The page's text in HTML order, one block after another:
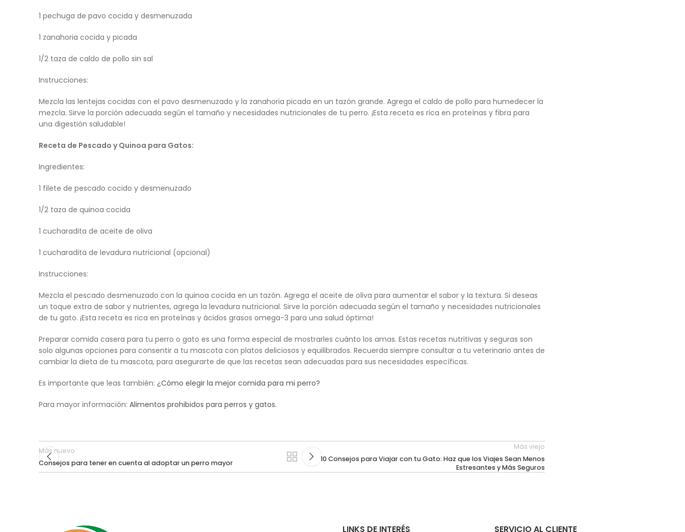
1 pechuga de pavo cocida y desmenuzada
1 zanahoria cocida y picada
1/2 taza de caldo de pollo sin sal
Instrucciones:
Mezcla las lentejas cocidas con el pavo desmenuzado y la zanahoria picada en un tazón grande. Agrega el caldo de pollo para humedecer la
mezcla. Sirve la porción adecuada según el tamaño y necesidades nutricionales de tu perro. ¡Esta receta es rica en proteínas y fibra para
una digestión saludable!
Receta de Pescado y Quinoa para Gatos:
Ingredientes:
1 filete de pescado cocido y desmenuzado
1/2 taza de quinoa cocida
1 cucharadita de aceite de oliva
1 cucharadita de levadura nutricional (opcional)
Instrucciones:
Mezcla el pescado desmenuzado con la quinoa cocida en un tazón. Agrega el aceite de oliva para aumentar el sabor y la textura. Si deseas
un toque extra de sabor y nutrientes, agrega la levadura nutricional. Sirve la porción adecuada según el tamaño y necesidades nutricionales
de tu gato. ¡Esta receta es rica en proteínas y ácidos grasos omega-3 para una salud óptima!
Preparar comida casera para tu perro o gato es una forma especial de mostrarles cuánto los amas. Estas recetas nutritivas y seguras son
solo algunas opciones para consentir a tu mascota con platos deliciosos y equilibrados. Recuerda siempre consultar a tu veterinario antes de
cambiar la dieta de tu mascota, para asegurarte de que las recetas sean adecuadas para sus necesidades específicas.
Es importante que leas también: ¿Cómo elegir la mejor comida para mi perro?
Para mayor información: Alimentos prohibidos para perros y gatos.
Más nuevo
Consejos para tener en cuenta al adoptar un perro mayor
Más viejo
10 Consejos para Viajar con tu Gato: Haz que los Viajes Sean Menos
Estresantes y Más Seguros
LINKS DE INTERÉS SERVICIO AL CLIENTE